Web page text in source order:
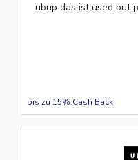
ubup das ist used but
bis zu 15% Cash Back